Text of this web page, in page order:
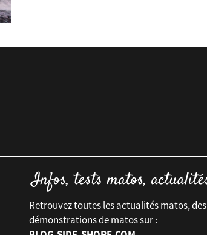
Retrouvez toutes les actualités matos, des
démonstrations de matos sur :